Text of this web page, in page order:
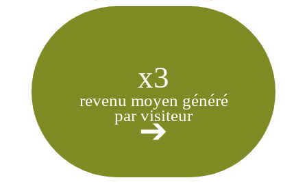
x3
revenu moyen généré
par visiteur
➔